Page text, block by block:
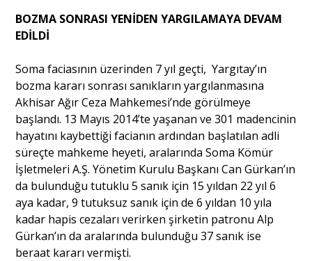
Yazarlar
Eğitim
Dosya Haber
Ankara Analiz
Sağlık
BOZMA SONRASI YENİDEN YARGILAMAYA DEVAM
EDİLDİ
Soma faciasının üzerinden 7 yıl geçti, Yargıtay’ın
bozma kararı sonrası sanıkların yargılanmasına
Akhisar Ağır Ceza Mahkemesi’nde görülmeye
başlandı. 13 Mayıs 2014’te yaşanan ve 301 madencinin
hayatını kaybettiği facianın ardından başlatılan adli
süreçte mahkeme heyeti, aralarında Soma Kömür
İşletmeleri A.Ş. Yönetim Kurulu Başkanı Can Gürkan’ın
da bulunduğu tutuklu 5 sanık için 15 yıldan 22 yıl 6
aya kadar, 9 tutuksuz sanık için de 6 yıldan 10 yıla
kadar hapis cezaları verirken şirketin patronu Alp
Gürkan’ın da aralarında bulunduğu 37 sanık ise
beraat kararı vermişti.